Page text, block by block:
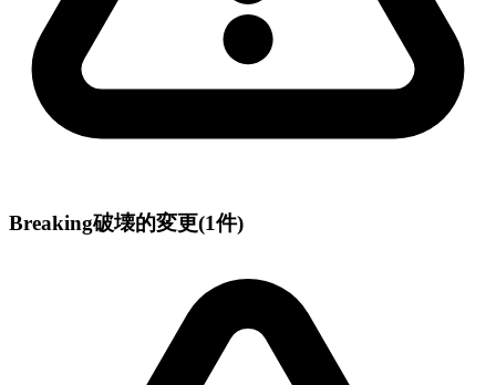
Breaking破壊的変更(1件)